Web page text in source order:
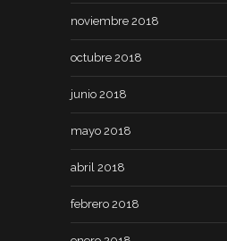
noviembre 2018
octubre 2018
junio 2018
mayo 2018
abril 2018
febrero 2018